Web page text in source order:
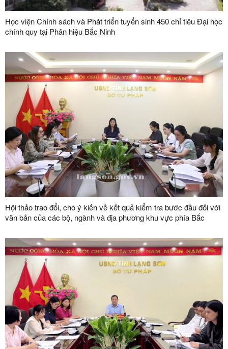
Học viện Chính sách và Phát triển tuyển sinh 450 chỉ tiêu Đại học
chính quy tại Phân hiệu Bắc Ninh
Hội thảo trao đổi, cho ý kiến về kết quả kiểm tra bước đầu đối với
văn bản của các bộ, ngành và địa phương khu vực phía Bắc